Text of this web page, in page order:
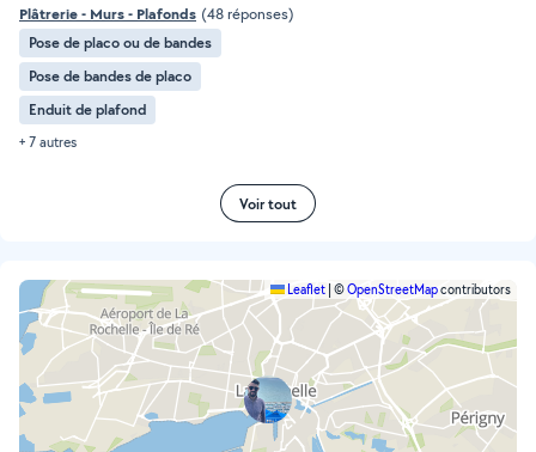
Plâtrerie - Murs - Plafonds (48 réponses)
Pose de placo ou de bandes
Pose de bandes de placo
Enduit de plafond
+ 7 autres
Voir tout
Leaflet ©OpenStreetMapcontributors